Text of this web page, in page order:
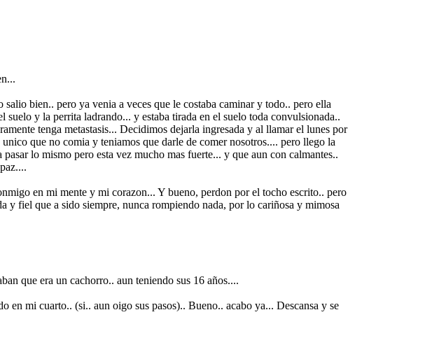
bien.. pero ya venia a veces que le costaba caminar y todo.. pero ella
y la perrita ladrando... y estaba tirada en el suelo toda convulsionada..
tenga metastasis... Decidimos dejarla ingresada y al llamar el lunes por
que no comia y teniamos que darle de comer nosotros.... pero llego la
lo mismo pero esta vez mucho mas fuerte... y que aun con calmantes..
en mi mente y mi corazon... Y bueno, perdon por el tocho escrito.. pero
fiel que a sido siempre, nunca rompiendo nada, por lo cariñosa y mimosa
que era un cachorro.. aun teniendo sus 16 años....
en mi cuarto.. (si.. aun oigo sus pasos).. Bueno.. acabo ya... Descansa y se